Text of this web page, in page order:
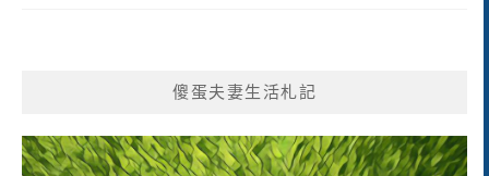
傻蛋夫妻生活札記